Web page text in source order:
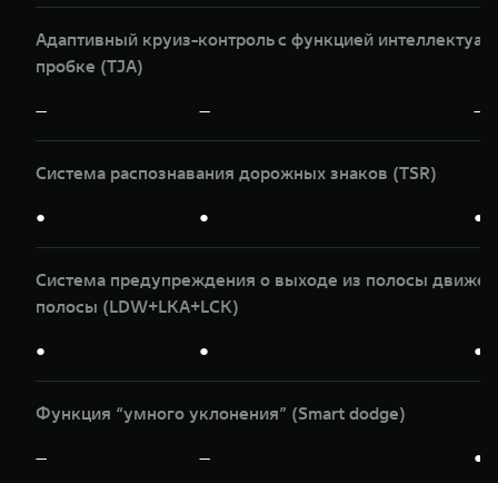
Адаптивный круиз-контроль с функцией
пробке (TJA)
— — —
Система распознавания дорожных знаков (TSR)
● ● ●
Система предупреждения о выходе из полосы
полосы (LDW+LKA+LCK)
● ● ●
Функция “умного уклонения” (Smart dodge)
— — ●